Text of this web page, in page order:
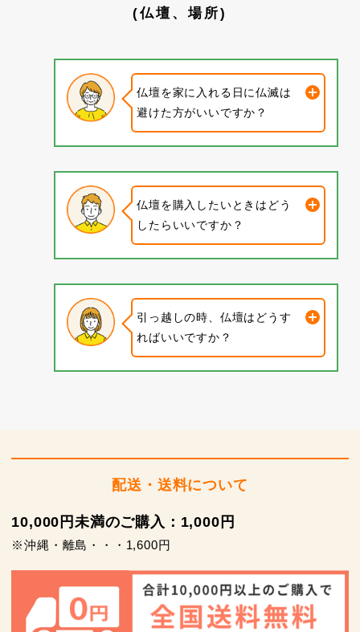
(仏壇、場所)
仏壇を家に入れる日に仏滅は
避けた方がいいですか？
仏壇を購入したいときはどう
したらいいですか？
引っ越しの時、仏壇はどうす
ればいいですか？
配送・送料について
10,000円未満のご購入：1,000円
※沖縄・離島・・・1,600円